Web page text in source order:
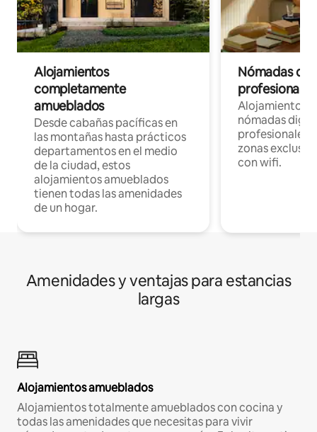
Alojamientos
completamente
amueblados
Desde cabañas pacíficas en
las montañas hasta prácticos
departamentos en el medio
de la ciudad, estos
alojamientos amueblados
tienen todas las amenidades
de un hogar.
Nómadas
Alojamientos
nómadas
profesionales
zonas
con wifi.
Amenidades y ventajas para estancias
largas
Alojamientos amueblados
Alojamientos totalmente amueblados con cocina y
todas las amenidades que necesitas para vivir